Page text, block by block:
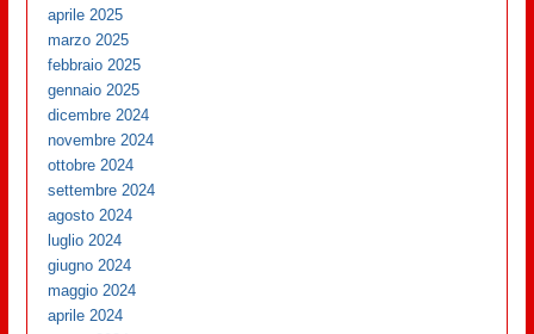
aprile 2025
marzo 2025
febbraio 2025
gennaio 2025
dicembre 2024
novembre 2024
ottobre 2024
settembre 2024
agosto 2024
luglio 2024
giugno 2024
maggio 2024
aprile 2024